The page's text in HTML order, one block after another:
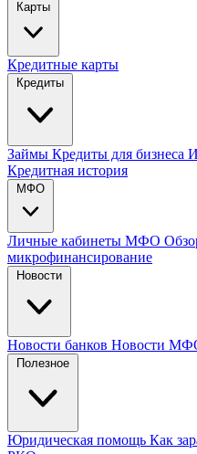
Карты
Кредитные карты
Кредиты
Займы Кредиты для бизнеса
Кредитная история
МФО
Личные кабинеты МФО
микрофинансирование
Новости
Новости банков Новости
Полезное
Юридическая помощь Как